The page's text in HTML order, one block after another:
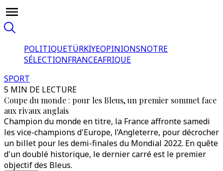
POLITIQUETÜRKİYEOPINIONSNOTRE
SÉLECTIONFRANCEAFRIQUE
SPORT
5 MIN DE LECTURE
Coupe du monde : pour les Bleus, un premier sommet face
aux rivaux anglais
Champion du monde en titre, la France affronte samedi
les vice-champions d'Europe, l’Angleterre, pour décrocher
un billet pour les demi-finales du Mondial 2022. En quête
d'un doublé historique, le dernier carré est le premier
objectif des Bleus.